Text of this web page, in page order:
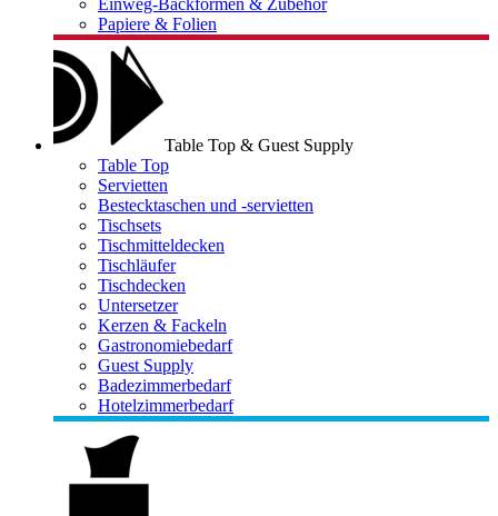
Einweg-Backformen & Zubehör
Papiere & Folien
Table Top & Guest Supply
Table Top
Servietten
Bestecktaschen und -servietten
Tischsets
Tischmitteldecken
Tischläufer
Tischdecken
Untersetzer
Kerzen & Fackeln
Gastronomiebedarf
Guest Supply
Badezimmerbedarf
Hotelzimmerbedarf